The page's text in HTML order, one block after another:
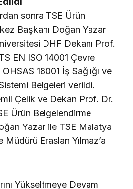
sonra TSE Ürün
Başkanı Doğan Yazar
DHF Dekanı Prof.
EN ISO 14001 Çevre
18001 İş Sağlığı ve
Belgeleri verildi.
Çelik ve Dekan Prof. Dr.
Ürün Belgelendirme
Yazar ile TSE Malatya
Eraslan Yılmaz’a